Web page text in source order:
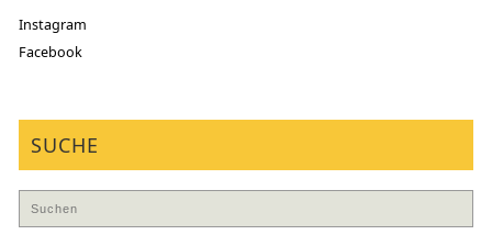
Instagram
Facebook
SUCHE